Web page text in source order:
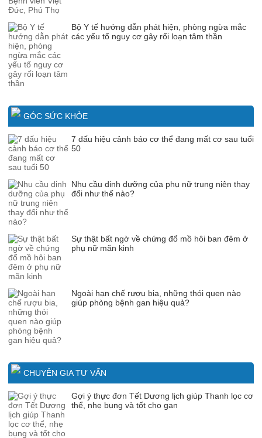
Bộ Y tế hướng dẫn phát hiện, phòng ngừa mắc
các yếu tố nguy cơ gây rối loạn tâm thần
GÓC SỨC KHỎE
7 dấu hiệu cảnh báo cơ thể đang mất cơ sau tuổi
50
Nhu cầu dinh dưỡng của phụ nữ trung niên thay
đổi như thế nào?
Sự thật bất ngờ về chứng đổ mồ hôi ban đêm ở
phụ nữ mãn kinh
Ngoài hạn chế rượu bia, những thói quen nào
giúp phòng bệnh gan hiệu quả?
CHUYÊN GIA TƯ VẤN
Gợi ý thực đơn Tết Dương lịch giúp Thanh lọc cơ
thể, nhẹ bụng và tốt cho gan